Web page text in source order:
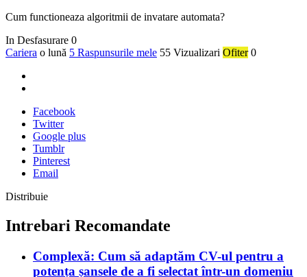
Cum functioneaza algoritmii de invatare automata?
In Desfasurare 0
Cariera o lună 5 Raspunsurile mele 55 Vizualizari Ofiter 0
Facebook
Twitter
Google plus
Tumblr
Pinterest
Email
Distribuie
Intrebari Recomandate
Complexă: Cum să adaptăm CV-ul pentru a
potența șansele de a fi selectat într-un domeniu